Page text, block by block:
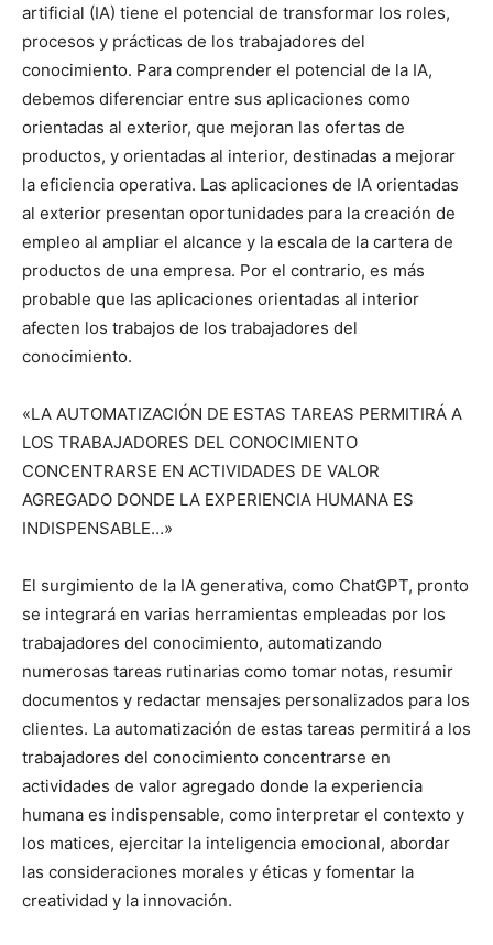
artificial (IA) tiene el potencial de transformar los roles,
procesos y prácticas de los trabajadores del
conocimiento. Para comprender el potencial de la IA,
debemos diferenciar entre sus aplicaciones como
orientadas al exterior, que mejoran las ofertas de
productos, y orientadas al interior, destinadas a mejorar
la eficiencia operativa. Las aplicaciones de IA orientadas
al exterior presentan oportunidades para la creación de
empleo al ampliar el alcance y la escala de la cartera de
productos de una empresa. Por el contrario, es más
probable que las aplicaciones orientadas al interior
afecten los trabajos de los trabajadores del
conocimiento.
«LA AUTOMATIZACIÓN DE ESTAS TAREAS PERMITIRÁ A
LOS TRABAJADORES DEL CONOCIMIENTO
CONCENTRARSE EN ACTIVIDADES DE VALOR
AGREGADO DONDE LA EXPERIENCIA HUMANA ES
INDISPENSABLE…»
El surgimiento de la IA generativa, como ChatGPT, pronto
se integrará en varias herramientas empleadas por los
trabajadores del conocimiento, automatizando
numerosas tareas rutinarias como tomar notas, resumir
documentos y redactar mensajes personalizados para los
clientes. La automatización de estas tareas permitirá a los
trabajadores del conocimiento concentrarse en
actividades de valor agregado donde la experiencia
humana es indispensable, como interpretar el contexto y
los matices, ejercitar la inteligencia emocional, abordar
las consideraciones morales y éticas y fomentar la
creatividad y la innovación.